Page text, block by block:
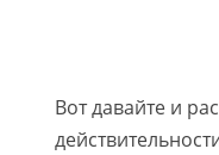
Вот давайте и